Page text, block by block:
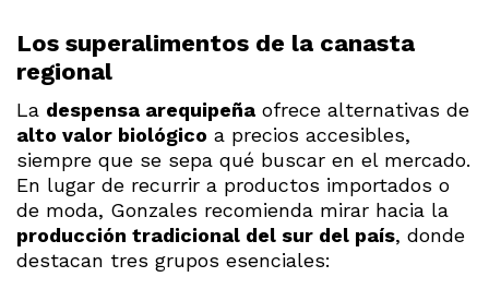
Los superalimentos de la canasta
regional
La despensa arequipeña ofrece alternativas de
alto valor biológico a precios accesibles,
siempre que se sepa qué buscar en el mercado.
En lugar de recurrir a productos importados o
de moda, Gonzales recomienda mirar hacia la
producción tradicional del sur del país, donde
destacan tres grupos esenciales: